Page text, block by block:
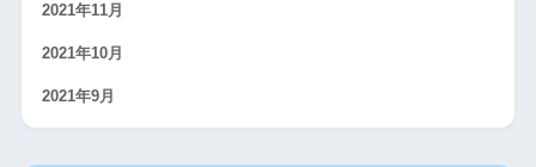
2021年11月
2021年10月
2021年9月